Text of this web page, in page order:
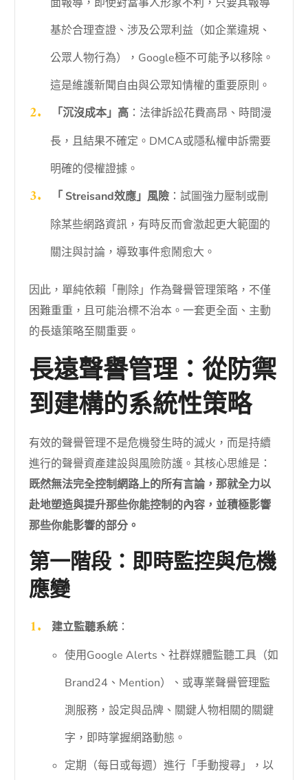
基於合理查證、涉及公眾利益（如企業違規、
公眾人物行為），Google極不可能予以移除。
這是維護新聞自由與公眾知情權的重要原則。
「沉沒成本」高：法律訴訟花費高昂、時間漫
長，且結果不確定。DMCA或隱私權申訴需要
明確的侵權證據。
「 Streisand效應」風險：試圖強力壓制或刪
除某些網路資訊，有時反而會激起更大範圍的
關注與討論，導致事件愈鬧愈大。
因此，單純依賴「刪除」作為聲譽管理策略，不僅
困難重重，且可能治標不治本。一套更全面、主動
的長遠策略至關重要。
長遠聲譽管理：從防禦
到建構的系統性策略
有效的聲譽管理不是危機發生時的滅火，而是持續
進行的聲譽資產建設與風險防護。其核心思維是：
既然無法完全控制網路上的所有言論，那就全力以
赴地塑造與提升那些你能控制的內容，並積極影響
那些你能影響的部分。
第一階段：即時監控與危機
應變
建立監聽系統：
使用Google Alerts、社群媒體監聽工具（如
Brand24、Mention）、或專業聲譽管理監
測服務，設定與品牌、關鍵人物相關的關鍵
字，即時掌握網路動態。
定期（每日或每週）進行「手動搜尋」，以